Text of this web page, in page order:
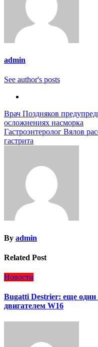
admin
See author's posts
Навигация
по
записям
Врач Поздняков
осложнениях насморка
Гастроэнтеролог Вялов
гастрита
By admin
Related Post
Новости
Bugatti Destrier: еще один
двигателем W16